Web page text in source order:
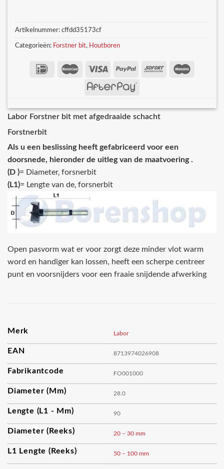
Artikelnummer: cffdd35173cf
Categorieën: Forstner bit, Houtboren
Labor Forstner bit met afgedraaide schacht
Forstnerbit
Als u een beslissing heeft gefabriceerd voor een
doorsnede, hieronder de uitleg van de maatvoering .
(D )= Diameter‚ forsnerbit
(L1)= Lengte van de‚ forsnerbit
Open pasvorm wat er voor zorgt deze minder vlot warm
word en handiger kan lossen, heeft een scherpe centreer
punt en voorsnijders voor een fraaie snijdende afwerking
Merk Labor
EAN 8713974026908
Fabrikantcode FO001000
Diameter (mm) 28.0
Lengte (L1 - Mm) 90
Diameter (reeks) 20 – 30 mm
L1 Lengte (reeks) 50 – 100 mm